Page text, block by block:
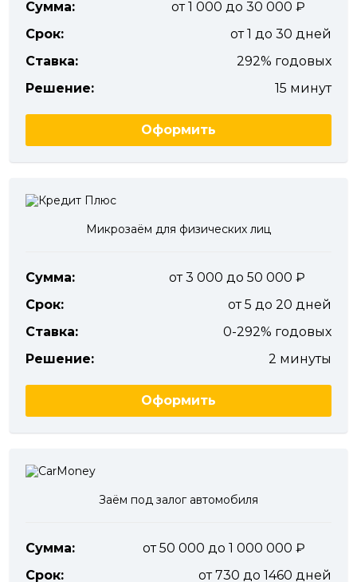
Сумма:
от 1 000 до 30 000
Срок:
от 1 до 30 дней
Ставка:
292% годовых
Решение:
15 минут
Оформить
Микрозаём для физических лиц
Сумма:
от 3 000 до 50 000
Срок:
от 5 до 20 дней
Ставка:
0-292% годовых
Решение:
2 минуты
Оформить
Заём под залог автомобиля
Сумма:
от 50 000 до 1 000 000
Срок:
от 730 до 1460 дней